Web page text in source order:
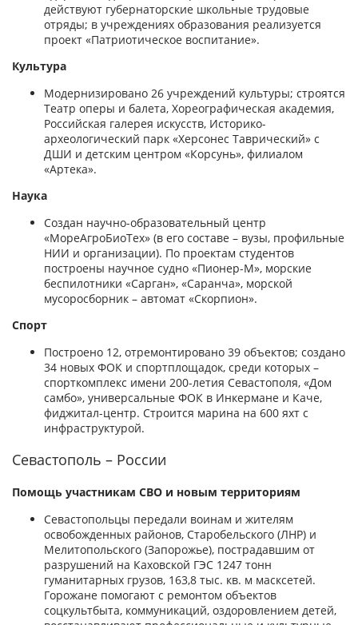
действуют губернаторские школьные трудовые
отряды; в учреждениях образования реализуется
проект «Патриотическое воспитание».
Культура
Модернизировано 26 учреждений культуры; строятся
Театр оперы и балета, Хореографическая академия,
Российская галерея искусств, Историко-
археологический парк «Херсонес Таврический» с
ДШИ и детским центром «Корсунь», филиалом
«Артека».
Наука
Создан научно-образовательный центр
«МореАгроБиоТех» (в его составе – вузы, профильные
НИИ и организации). По проектам студентов
построены научное судно «Пионер-М», морские
беспилотники «Сарган», «Саранча», морской
мусоросборник – автомат «Скорпион».
Спорт
Построено 12, отремонтировано 39 объектов; создано
34 новых ФОК и спортплощадок, среди которых –
спорткомплекс имени 200-летия Севастополя, «Дом
самбо», универсальные ФОК в Инкермане и Каче,
фиджитал-центр. Строится марина на 600 яхт с
инфраструктурой.
Севастополь – России
Помощь участникам СВО и новым территориям
Севастопольцы передали воинам и жителям
освобожденных районов, Старобельского (ЛНР) и
Мелитопольского (Запорожье), пострадавшим от
разрушений на Каховской ГЭС 1247 тонн
гуманитарных грузов, 163,8 тыс. кв. м масксетей.
Горожане помогают с ремонтом объектов
соцкультбыта, коммуникаций, оздоровлением детей,